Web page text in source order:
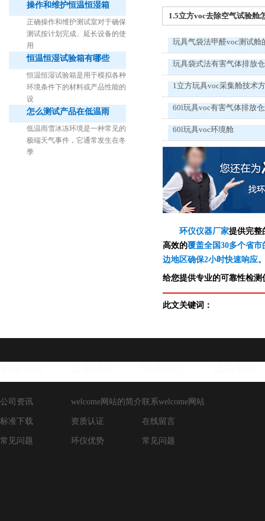
操作和维护恒温恒湿箱
正确操作和维护测试室对于确保
测试按计划完成、延长设备的使
用
恒温恒湿试验箱有哪些
恒温恒湿试验箱是用于模拟各种
环境条件下的材料或产品性能的
设
怎么测试产品在低温雨
低温雨雪冰冻环境是一种常见的
极端天气事件，它通常发生在冬
季
1.5立方voc去除空气试验舱
玩具气袋法甲醛voc测试舱
玩具袋式法有害气体排放仓
1立方玩具voc采集舱技术
60l玩具voc有害气体排放
60l玩具voc环境舱
环仪仪器厂家提供完整
高效的覆盖全国30多个省
边地区确保2小时快速响应
给您提供专业的可靠性检测
此文关键词：
公司资讯
标准下载
常见问题
welcome网站的简介
资质认证
环仪优势
联系welcome网站
在线留言
常见问题